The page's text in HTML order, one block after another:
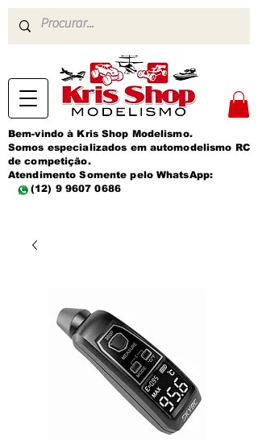
Bem-vindo à Kris Shop Modelismo.
Somos especializados em automodelismo RC
de competição.
Atendimento Somente pelo WhatsApp:
(12) 9 9607 0686